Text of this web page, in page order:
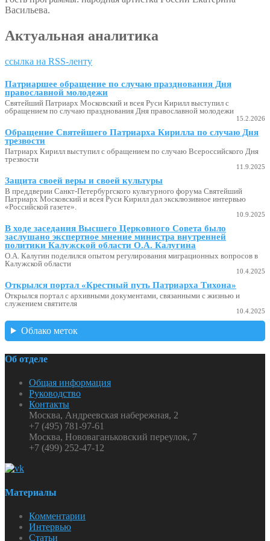
Васильева.
Актуальная аналитика
ссылка на RSS-ленту
Патриаршее обращение по случаю празднования Дня
православной молодежи
Святейший Патриарх Московский и всея Руси Кирилл выступил с
обращением по случаю празднования Дня православной молодежи
15.2.2026
Обращение Святейшего Патриарха Кирилла по случаю Дня
трезвости
Патриарх Кирилл выступил с обращением по случаю Всероссийского Дня
трезвости
11.9.2025
Защита своей веры и своей культуры
В преддверии Санкт-Петербургского культурного форума Святейший
Патриарх Московский и всея Руси Кирилл дал эксклюзивное интервью
«Российской газете».
10.9.2025
В ходе заседания Высшего Церковного Совета было
заслушано экспертное мнение министра внутренней
политики Калужской области О.А. Калугина
О.А. Калугин поделился опытом регулирования миграционных вопросов в
Калужской области
10.4.2025
Открылся портал «Крестный путь Патриарха Тихона»
Открылся портал с архивными документами, связанными с жизнью и
служением святителя
10.4.2025
Облако меток
Об отделе
Общая информация
Руководство
Контакты
Москва, Андреевская набережная, 2
+7 (495) 781-97-61
Москва, Нововаганьковский переулок, 7
+7 (499) 252-47-12
Материалы
Комментарии
Интервью
Статьи